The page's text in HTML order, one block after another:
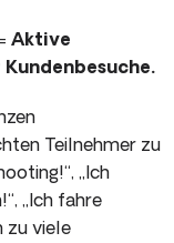
Aktive
Teilnehmer zu
„Ich
„Ich fahre
zu viele